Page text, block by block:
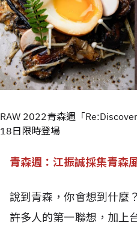
RAW 2022青森週「
18日限時登場
青森週：江振誠採集青森
說到青森，你會想到什麼
許多人的第一聯想，加上